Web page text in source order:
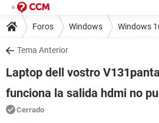
Foros Windows Windows
Tema Anterior
Laptop dell vostro
funciona la salida hdmi no
Cerrado